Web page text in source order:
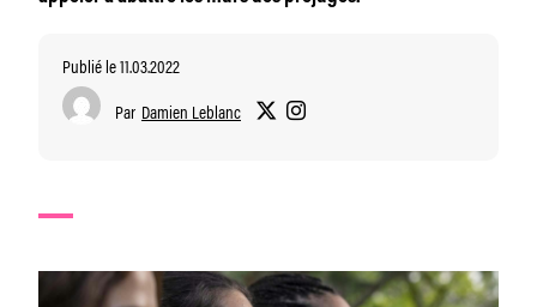
Publié le 11.03.2022
Par Damien Leblanc